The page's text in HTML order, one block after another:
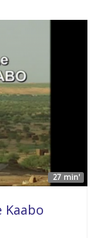
27 min'
Kaabo